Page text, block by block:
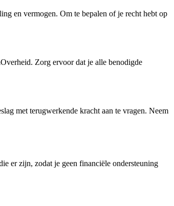
en vermogen. Om te bepalen of je recht hebt op
Zorg ervoor dat je alle benodigde
met terugwerkende kracht aan te vragen. Neem
er zijn, zodat je geen financiële ondersteuning